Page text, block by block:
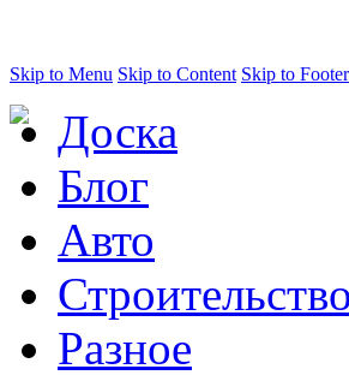
Skip to Menu Skip to Content Skip to Footer
Доска
Блог
Авто
Строительство
Разное